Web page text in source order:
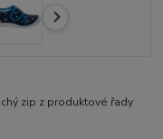
zip z produktové řady